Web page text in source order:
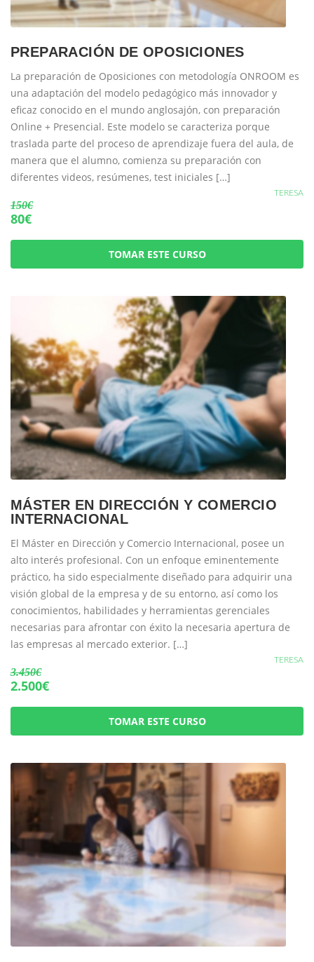
PREPARACIÓN DE OPOSICIONES
150€
80€
TERESA
TOMAR ESTE CURSO
La preparación de Oposiciones con metodología ONROOM es
una adaptación del modelo pedagógico más innovador y
eficaz conocido en el mundo anglosajón, con preparación
Online + Presencial. Este modelo se caracteriza porque
traslada parte del proceso de aprendizaje fuera del aula, de
manera que el alumno, comienza su preparación con
diferentes videos, resúmenes, test iniciales […]
MÁSTER EN DIRECCIÓN Y COMERCIO
INTERNACIONAL
3.450€
2.500€
TERESA
TOMAR ESTE CURSO
El Máster en Dirección y Comercio Internacional, posee un
alto interés profesional. Con un enfoque eminentemente
práctico, ha sido especialmente diseñado para adquirir una
visión global de la empresa y de su entorno, así como los
conocimientos, habilidades y herramientas gerenciales
necesarias para afrontar con éxito la necesaria apertura de
las empresas al mercado exterior. […]